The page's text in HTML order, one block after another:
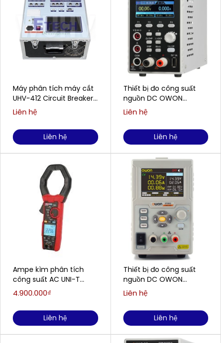
Máy phân tích máy cắt
UHV-412 Circuit Breaker
Analyzer
Liên hệ
Liên hệ
Ampe kìm phân tích
công suất AC UNI-T
UT219P (1000V, 1000A)
4.900.000₫
Liên hệ
Thiết bị đo công suất
nguồn DC OWON
SPM6103 (1CH; 300W; 0-
60V ; 10A)
Liên hệ
Liên hệ
Thiết bị đo công suất
nguồn DC OWON
SPM3051 (1CH; 150W; 0-
30V ; 5A)
Liên hệ
Liên hệ